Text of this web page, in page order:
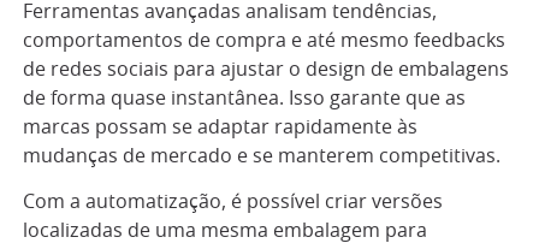
Ferramentas avançadas analisam tendências,
comportamentos de compra e até mesmo feedbacks
de redes sociais para ajustar o design de embalagens
de forma quase instantânea. Isso garante que as
marcas possam se adaptar rapidamente às
mudanças de mercado e se manterem competitivas.
Com a automatização, é possível criar versões
localizadas de uma mesma embalagem para